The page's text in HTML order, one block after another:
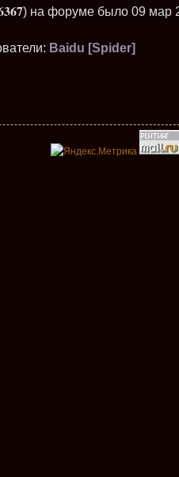
) на форуме было 09 мар
Baidu [Spider]